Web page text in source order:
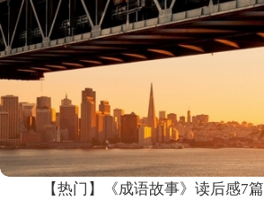
【热门】《成语故事》读后感7篇